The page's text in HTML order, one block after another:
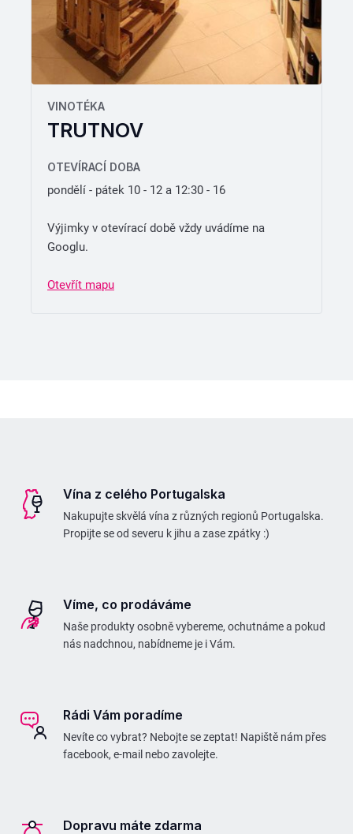
VINOTÉKA
TRUTNOV
OTEVÍRACÍ DOBA
pondělí - pátek 10 - 12 a 12:30 - 16
Výjimky v otevírací době vždy uvádíme na
Googlu.
Otevřít mapu
Vína z celého Portugalska
Nakupujte skvělá vína z různých regionů Portugalska.
Propijte se od severu k jihu a zase zpátky :)
Víme, co prodáváme
Naše produkty osobně vybereme, ochutnáme a pokud
nás nadchnou, nabídneme je i Vám.
Rádi Vám poradíme
Nevíte co vybrat? Nebojte se zeptat! Napiště nám přes
facebook, e-mail nebo zavolejte.
Dopravu máte zdarma